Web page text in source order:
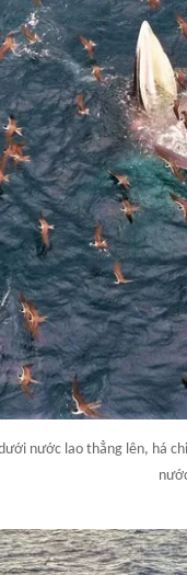
nước lao thẳng lên, há